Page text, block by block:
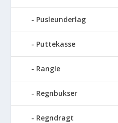
Pusleunderlag
Puttekasse
Rangle
Regnbukser
Regndragt